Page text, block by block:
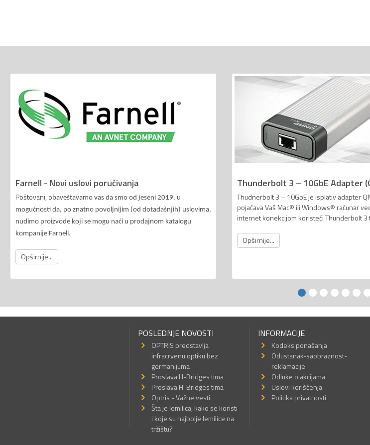
Farnell - Novi uslovi poručivanja
Poštovani, o baveštavamo vas da smo od jeseni 2019. u
mogućnosti da, po znatno povoljnijim (od dotadašnjih) uslovima,
nudimo proizvode koji se mogu naći u prodajnom katalogu
kompanije Farnell.
Opširnije...
Thunderbolt 3 – 10GbE Adapter
Thudnerbolt 3 – 10GbE je isplativ adapter
pojačava Vaš Mac® ili Windows® računar
internet konekcijom koristeći Thunderbolt 3
Opširnije...
POSLEDNJE NOVOSTI
OPTRIS predstavlja
infracrvenu optiku bez
germanijuma
Proslava H-Bridges tima
Proslava H-Bridges tima
Optris - Važne vesti
Šta je lemilica, kako se koristi
i koje su najbolje lemilice na
tržištu?
INFORMACIJE
Kodeks ponašanja
Odustanak-saobraznost-
reklamacije
Odluke o akcijama
Uslovi korišćenja
Politika privatnosti